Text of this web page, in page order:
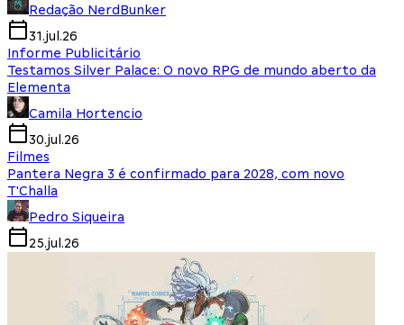
Redação NerdBunker
31.jul.26
Informe Publicitário
Testamos Silver Palace: O novo RPG de mundo aberto da
Elementa
Camila Hortencio
30.jul.26
Filmes
Pantera Negra 3 é confirmado para 2028, com novo
T'Challa
Pedro Siqueira
25.jul.26